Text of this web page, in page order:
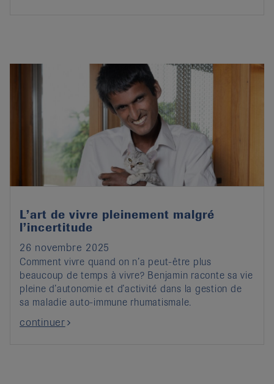
L’art de vivre pleinement malgré
l’incertitude
26 novembre 2025
Comment vivre quand on n’a peut-être plus
beaucoup de temps à vivre? Benjamin raconte sa vie
pleine d’autonomie et d’activité dans la gestion de
sa maladie auto-immune rhumatismale.
continuer